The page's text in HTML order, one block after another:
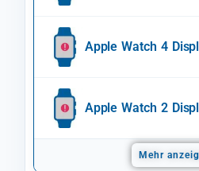
Apple Watch 4
Apple Watch 2
Mehr